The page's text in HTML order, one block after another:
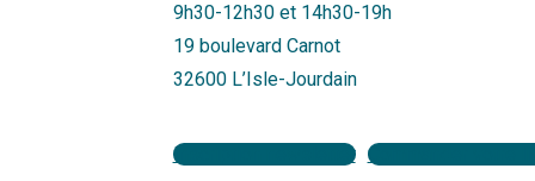
9h30-12h30 et 14h30-19h
19 boulevard Carnot
32600 L’Isle-Jourdain
Inscription newsletter Commander votre